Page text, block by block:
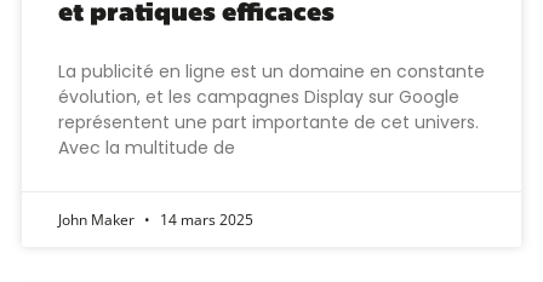
et pratiques efficaces
La publicité en ligne est un domaine en constante
évolution, et les campagnes Display sur Google
représentent une part importante de cet univers.
Avec la multitude de
John Maker 14 mars 2025